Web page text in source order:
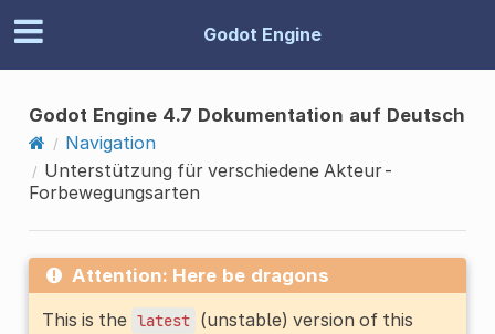
Godot Engine
Godot Engine 4.7 Dokumentation auf Deutsch
Navigation
Unterstützung für verschiedene Akteur-
Forbewegungsarten
Attention: Here be dragons
This is the latest (unstable) version of this